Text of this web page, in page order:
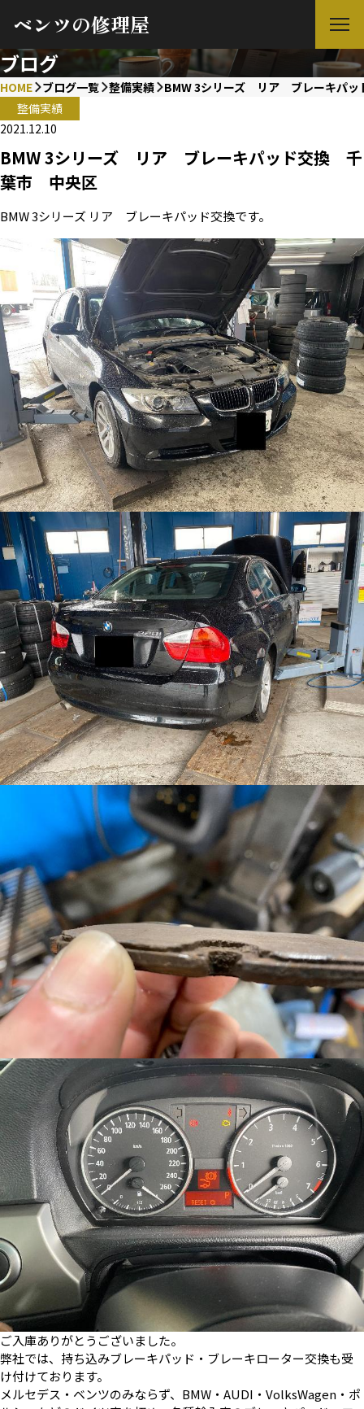
ベンツの修理屋
ブログ
HOME ブログ一覧 整備実績
BMW 3シリーズ リア ブレーキパ
整備実績
2021.12.10
BMW 3シリーズ リア ブレーキパッド交換 千
葉市 中央区
BMW 3シリーズ リア ブレーキパッド交換です。
ご入庫ありがとうございました。
弊社では、持ち込みブレーキパッド・ブレーキローター交換も受
け付けております。
メルセデス・ベンツのみならず、BMW・AUDI・VolksWagen・ポ